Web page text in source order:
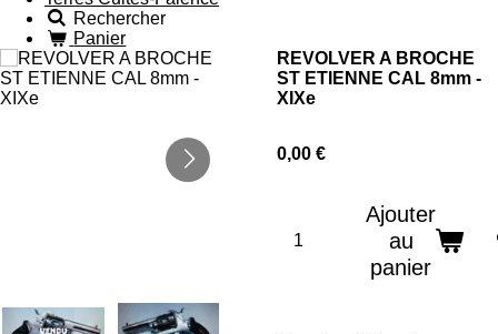
Rechercher
Panier
REVOLVER A BROCHE
ST ETIENNE CAL 8mm -
XIXe
0,00 €
Ajouter
au
panier